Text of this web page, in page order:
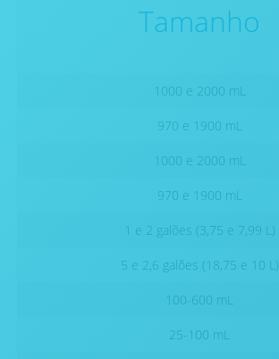
Tamanho
1000 e 2000 mL
970 e 1900 mL
1000 e 2000 mL
970 e 1900 mL
1 e 2 galões (3,75 e 7,99 L)
5 e 2,6 galões (18,75 e 10 L)
100-600 mL
25-100 mL